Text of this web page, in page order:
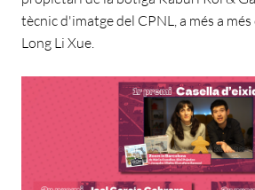
tècnic d'imatge del CPNL, a més a
Long Li Xue.